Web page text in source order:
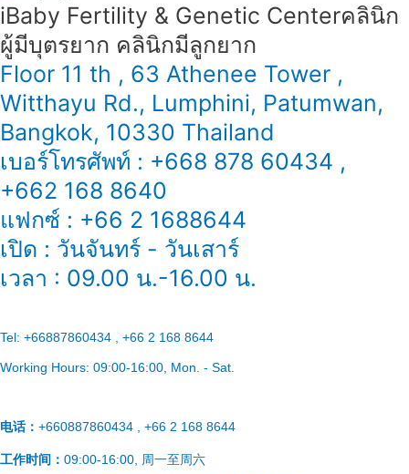
iBaby Fertility & Genetic Center​ คลินิก
ผู้มีบุตรยาก คลินิกมีลูกยาก
Floor 11 th , 63 Athenee Tower ,
Witthayu Rd., Lumphini, Patumwan,
Bangkok, 10330 Thailand
เบอร์โทรศัพท์ : +668 878 60434 ,
+662 168 8640
แฟกซ์ : +66 2 1688644
เปิด : วันจันทร์ - วันเสาร์
เวลา : 09.00 น.-16.00 น.
Tel: +66887860434 , +66 2 168 8644
Working Hours: 09:00-16:00 , Mon. - Sat.
电话： +660887860434 , +66 2 168 8644
工作时间： 09:00-16:00, 周一至周六